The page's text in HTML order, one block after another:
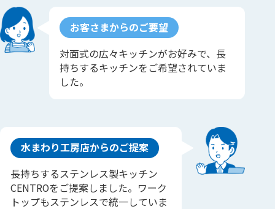
お客さまからのご要望
対面式の広々キッチンがお好みで、長
持ちするキッチンをご希望されていま
した。
水まわり工房店からのご提案
長持ちするステンレス製キッチン
CENTROをご提案しました。ワーク
トップもステンレスで統一していま